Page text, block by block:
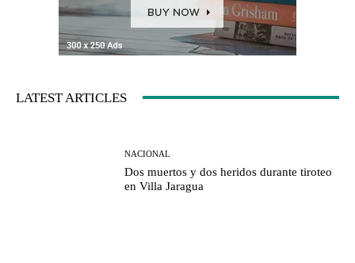
LATEST ARTICLES
NACIONAL
Dos muertos y dos heridos durante tiroteo
en Villa Jaragua